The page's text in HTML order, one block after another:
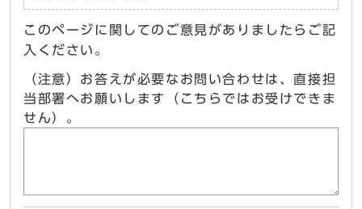
このページに関してのご意見がありましたらご記
入ください。
（注意）お答えが必要なお問い合わせは、直接担
当部署へお願いします（こちらではお受けできま
せん）。